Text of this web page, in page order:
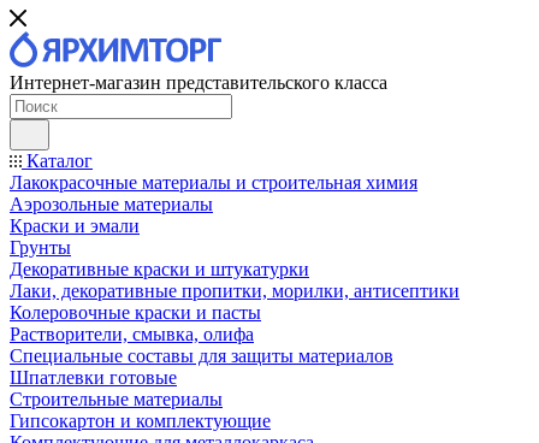
Интернет-магазин представительского класса
Каталог
Лакокрасочные материалы и строительная химия
Аэрозольные материалы
Краски и эмали
Грунты
Декоративные краски и штукатурки
Лаки, декоративные пропитки, морилки, антисептики
Колеровочные краски и пасты
Растворители, смывка, олифа
Специальные составы для защиты материалов
Шпатлевки готовые
Строительные материалы
Гипсокартон и комплектующие